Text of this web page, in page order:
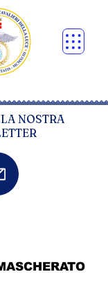
NOSTRA